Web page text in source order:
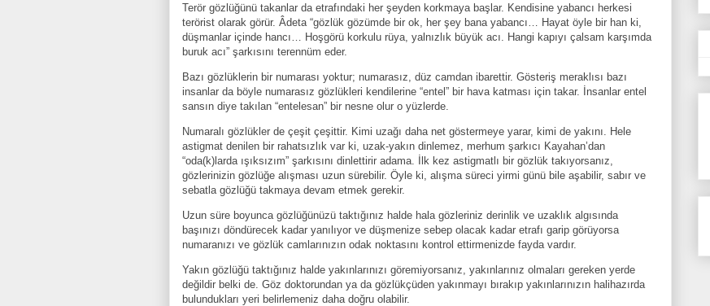
Terör gözlüğünü takanlar da etrafındaki her şeyden korkmaya başlar. Kendisine yabancı herkesi
terörist olarak görür. Âdeta “gözlük gözümde bir ok, her şey bana yabancı… Hayat öyle bir han ki,
düşmanlar içinde hancı… Hoşgörü korkulu rüya, yalnızlık büyük acı. Hangi kapıyı çalsam karşımda
buruk acı” şarkısını terennüm eder.
Bazı gözlüklerin bir numarası yoktur; numarasız, düz camdan ibarettir. Gösteriş meraklısı bazı
insanlar da böyle numarasız gözlükleri kendilerine “entel” bir hava katması için takar. İnsanlar entel
sansın diye takılan “entelesan” bir nesne olur o yüzlerde.
Numaralı gözlükler de çeşit çeşittir. Kimi uzağı daha net göstermeye yarar, kimi de yakını. Hele
astigmat denilen bir rahatsızlık var ki, uzak-yakın dinlemez, merhum şarkıcı Kayahan’dan
“oda(k)larda ışıksızım” şarkısını dinlettirir adama. İlk kez astigmatlı bir gözlük takıyorsanız,
gözlerinizin gözlüğe alışması uzun sürebilir. Öyle ki, alışma süreci yirmi günü bile aşabilir, sabır ve
sebatla gözlüğü takmaya devam etmek gerekir.
Uzun süre boyunca gözlüğünüzü taktığınız halde hala gözleriniz derinlik ve uzaklık algısında
başınızı döndürecek kadar yanılıyor ve düşmenize sebep olacak kadar etrafı garip görüyorsa
numaranızı ve gözlük camlarınızın odak noktasını kontrol ettirmenizde fayda vardır.
Yakın gözlüğü taktığınız halde yakınlarınızı göremiyorsanız, yakınlarınız olmaları gereken yerde
değildir belki de. Göz doktorundan ya da gözlükçüden yakınmayı bırakıp yakınlarınızın halihazırda
bulundukları yeri belirlemeniz daha doğru olabilir.